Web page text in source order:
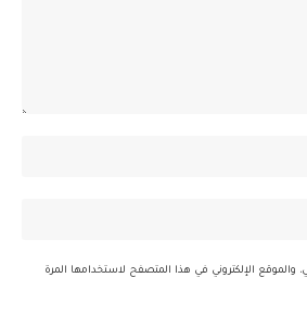
والموقع الإلكتروني في هذا المتصفح لاستخدامها المرة